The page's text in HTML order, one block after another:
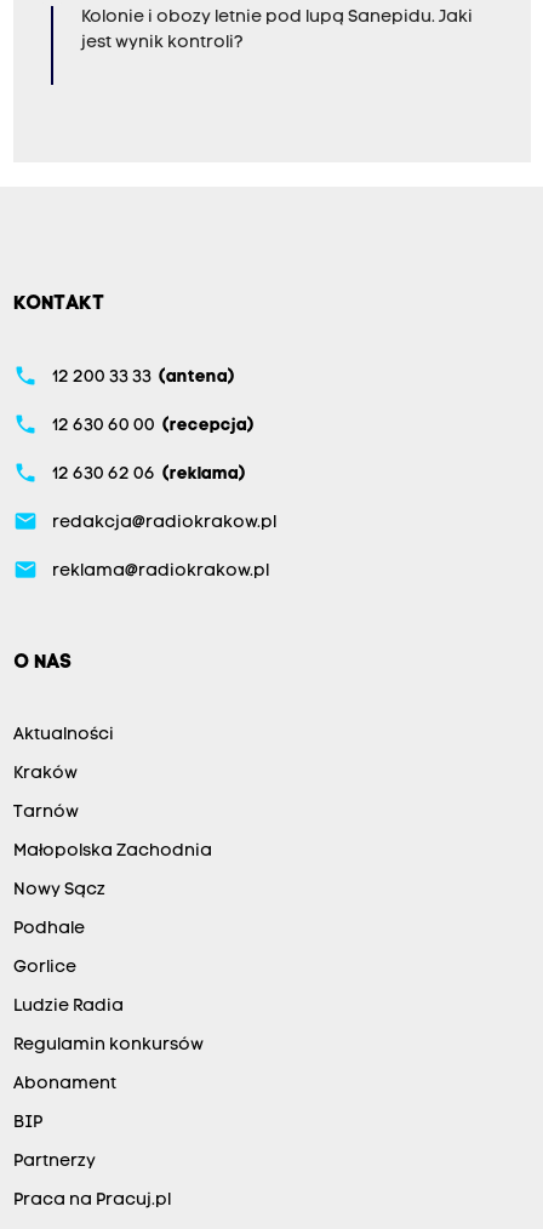
Kolonie i obozy letnie pod lupą Sanepidu. Jaki
jest wynik kontroli?
KONTAKT
phone 12 200 33 33 (antena)
phone 12 630 60 00 (recepcja)
phone 12 630 62 06 (reklama)
email redakcja@radiokrakow.pl
email reklama@radiokrakow.pl
O NAS
Aktualności
Kraków
Tarnów
Małopolska Zachodnia
Nowy Sącz
Podhale
Gorlice
Ludzie Radia
Regulamin konkursów
Abonament
BIP
Partnerzy
Praca na Pracuj.pl